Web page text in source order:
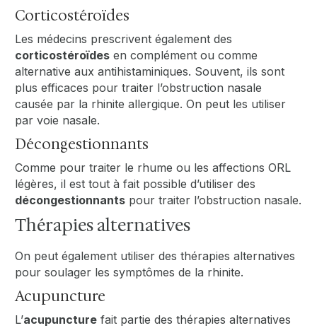
Corticostéroïdes
Les médecins prescrivent également des
corticostéroïdes en complément ou comme
alternative aux antihistaminiques. Souvent, ils sont
plus efficaces pour traiter l’obstruction nasale
causée par la rhinite allergique. On peut les utiliser
par voie nasale.
Décongestionnants
Comme pour traiter le rhume ou les affections ORL
légères, il est tout à fait possible d’utiliser des
décongestionnants pour traiter l’obstruction nasale.
Thérapies alternatives
On peut également utiliser des thérapies alternatives
pour soulager les symptômes de la rhinite.
Acupuncture
L’acupuncture fait partie des thérapies alternatives